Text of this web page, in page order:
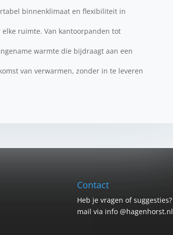
binnenklimaat en flexibiliteit in
ruimte. Van kantoorpanden tot
warmte die bijdraagt aan een
van verwarmen, zonder in te leveren
Contact
Heb je vragen of
mail via info